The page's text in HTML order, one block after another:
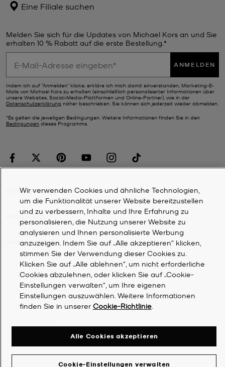
Eine Filiale suchen
Melden Sie sich für die Updates von Michael Kors an und Sie
erhalten 10 % Rabatt auf die erste Bestellung.*
ANMELDEN
Indem ich auf "Anmelden" klicke, erkläre ich mich damit einverstanden, Marketing-E-
Mails von Michael Kors zu erhalten (einschließlich personalisierter Informationen über
unsere Websites, Social-Media-Plattformen und Online-Partner), wie in der
Datenschutzerklärung näher beschrieben. Sie können sich jederzeit wieder abmelden.
*Es gelten die jeweiligen Bedingungen. Weitere Informationen finden Sie in den
Bedingungen dieses Programms.
KUNDENDIENST
MEIN KONTO
UNTERNEHMEN
2026Michael Kors
Datenschutzrichtlinie
Allgemeine Geschäftsbedingungen
Erklärung zur Barrierefreiheit
Wir verwenden Cookies und ähnliche Technologien,
um die Funktionalität unserer Website bereitzustellen
und zu verbessern, Inhalte und Ihre Erfahrung zu
personalisieren, die Nutzung unserer Website zu
analysieren und Ihnen personalisierte Werbung
anzuzeigen. Indem Sie auf „Alle akzeptieren“ klicken,
stimmen Sie der Verwendung dieser Cookies zu.
Klicken Sie auf „Alle ablehnen“, um nicht erforderliche
Cookies abzulehnen, oder klicken Sie auf „Cookie-
Einstellungen verwalten“, um Ihre eigenen
Einstellungen auszuwählen. Weitere Informationen
finden Sie in unserer Cookie-Richtlinie.
Cookie-Einstellungen verwalten
Alle Cookies akzeptieren